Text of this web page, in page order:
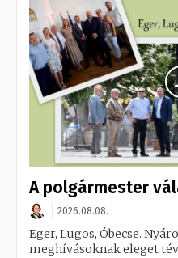
A polgármester
2026.08.08.
Eger, Lugos, Óbecse.
meghívásoknak eleget